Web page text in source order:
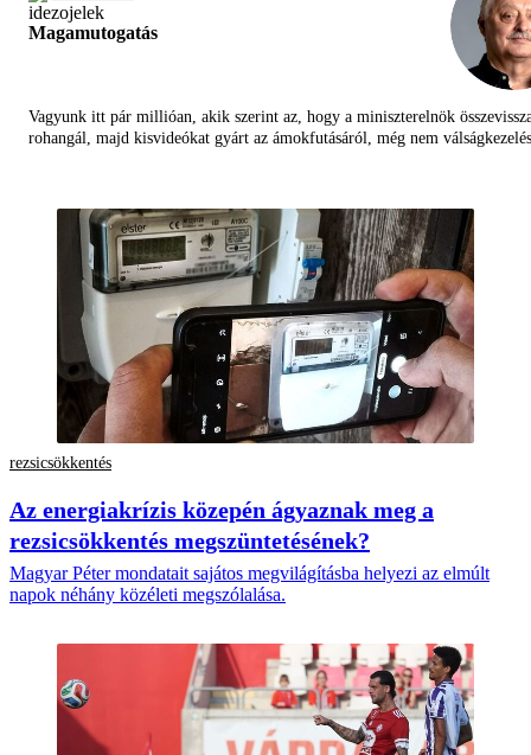
Magamutogatás
Vagyunk itt pár millióan, akik szerint az, hogy a miniszterelnök
rohangál, majd kisvideókat gyárt az ámokfutásáról, még nem
rezsicsökkentés
Az energiakrízis közepén ágyaznak meg a
rezsicsökkentés megszüntetésének?
Magyar Péter mondatait sajátos megvilágításba helyezi az elmúlt
napok néhány közéleti megszólalása.